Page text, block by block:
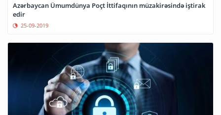
Azərbaycan Ümumdünya Poçt İttifaqının müzakirəsində iştirak
edir
25-09-2019